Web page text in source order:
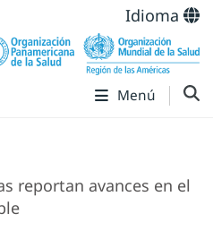
Idioma
Menú
reportan avances en el